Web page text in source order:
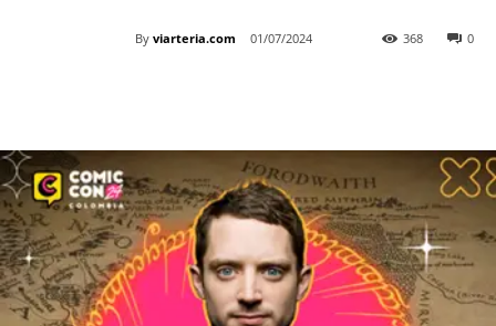
By viarteria.com 01/07/2024 0
368